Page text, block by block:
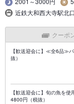
近鉄大和西大寺駅北
クーポ
【歓送迎会に】≪全6品≫
抜）
【歓送迎会に】旬の魚を
4800円（税抜）